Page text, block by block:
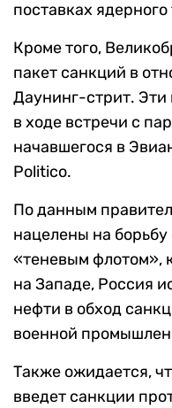
поставках
Кроме того,
пакет санкций в
Даунинг-стрит.
в ходе встречи с
начавшегося в
Politico.
По данным
нацелены на
«теневым флотом»,
на Западе, Россия
нефти в обход
военной
Также ожидается,
введет санкции